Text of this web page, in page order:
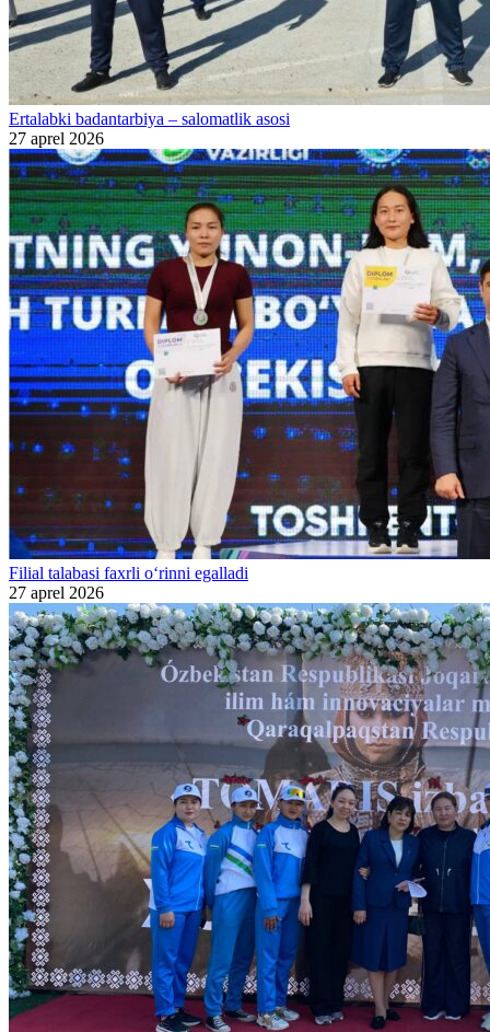
Ertalabki badantarbiya – salomatlik asosi
27 aprel 2026
Filial talabasi faxrli o‘rinni egalladi
27 aprel 2026